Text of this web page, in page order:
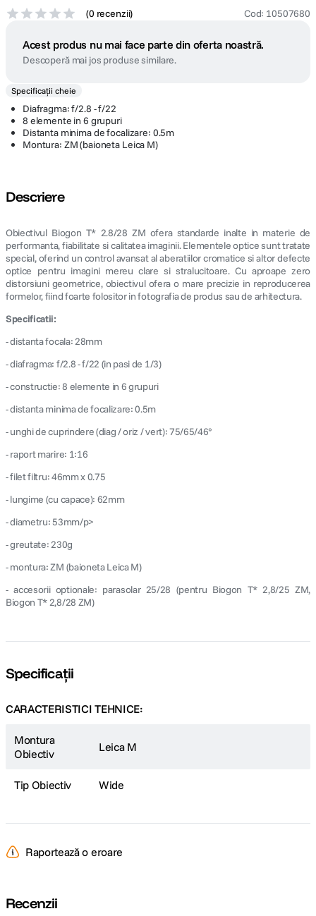
(0 recenzii) Cod: 10507680
Acest produs nu mai face parte din oferta noastră.
Descoperă mai jos produse similare.
Specificații cheie
Diafragma: f/2.8 - f/22
8 elemente in 6 grupuri
Distanta minima de focalizare: 0.5m
Montura: ZM (baioneta Leica M)
Descriere
Obiectivul Biogon T* 2.8/28 ZM ofera standarde inalte in materie de
performanta, fiabilitate si calitatea imaginii. Elementele optice sunt tratate
special, oferind un control avansat al aberatiilor cromatice si altor defecte
optice pentru imagini mereu clare si stralucitoare. Cu aproape zero
distorsiuni geometrice, obiectivul ofera o mare precizie in reproducerea
formelor, fiind foarte folositor in fotografia de produs sau de arhitectura.
Specificatii:
- distanta focala: 28mm
- diafragma: f/2.8 - f/22 (in pasi de 1/3)
- constructie: 8 elemente in 6 grupuri
- distanta minima de focalizare: 0.5m
- unghi de cuprindere (diag / oriz / vert): 75/65/46°
- raport marire: 1:16
- filet filtru: 46mm x 0.75
- lungime (cu capace): 62mm
- diametru: 53mm/p>
- greutate: 230g
- montura: ZM (baioneta Leica M)
- accesorii optionale: parasolar 25/28 (pentru Biogon T* 2,8/25 ZM,
Biogon T* 2,8/28 ZM)
Specificații
CARACTERISTICI TEHNICE:
Montura
Obiectiv
Leica M
Tip Obiectiv Wide
Raportează o eroare
Recenzii